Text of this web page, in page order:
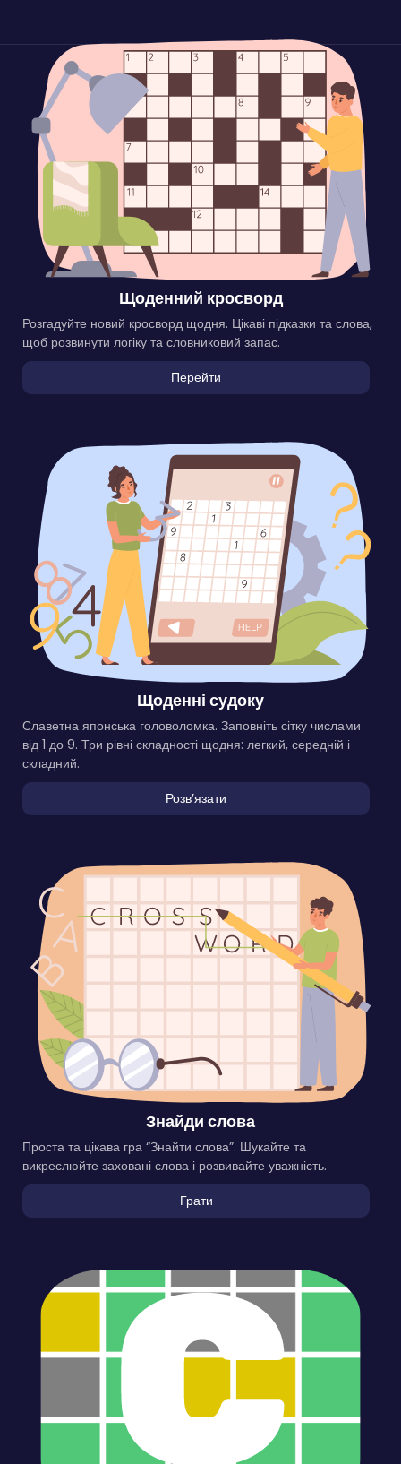
Щоденний кросворд
Розгадуйте новий кросворд щодня. Цікаві підказки та слова,
щоб розвинути логіку та словниковий запас.
Перейти
Щоденні судоку
Славетна японська головоломка. Заповніть сітку числами
від 1 до 9. Три рівні складності щодня: легкий, середній і
складний.
Розвʼязати
Знайди слова
Проста та цікава гра “Знайти слова”. Шукайте та
викреслюйте заховані слова і розвивайте уважність.
Грати